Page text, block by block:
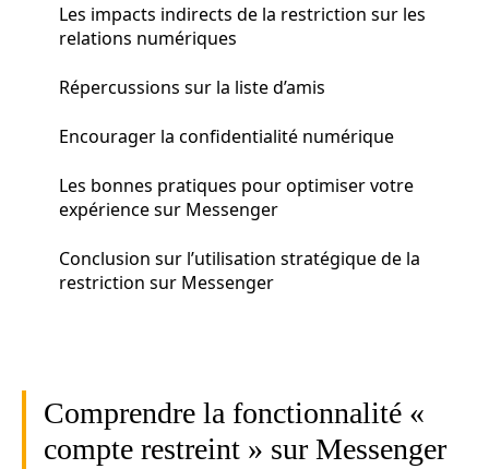
Les impacts indirects de la restriction sur les
relations numériques
Répercussions sur la liste d’amis
Encourager la confidentialité numérique
Les bonnes pratiques pour optimiser votre
expérience sur Messenger
Conclusion sur l’utilisation stratégique de la
restriction sur Messenger
Comprendre la fonctionnalité «
compte restreint » sur Messenger